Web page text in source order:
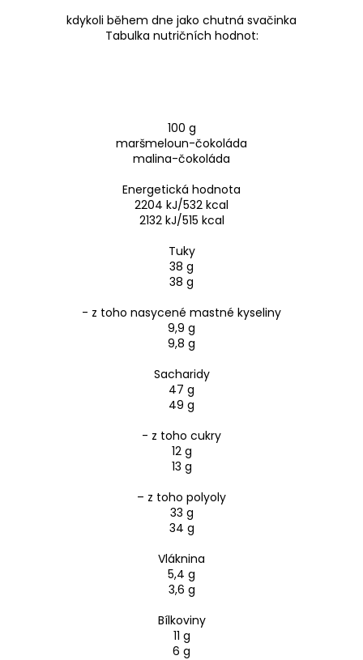
kdykoli během dne jako chutná svačinka
Tabulka nutričních hodnot:
100 g
maršmeloun-čokoláda
malina-čokoláda
Energetická hodnota
2204 kJ/532 kcal
2132 kJ/515 kcal
Tuky
38 g
38 g
- z toho nasycené mastné kyseliny
9,9 g
9,8 g
Sacharidy
47 g
49 g
- z toho cukry
12 g
13 g
– z toho polyoly
33 g
34 g
Vláknina
5,4 g
3,6 g
Bílkoviny
11 g
6 g